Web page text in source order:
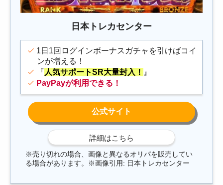
日本トレカセンター
1日1回ログインボーナスガチャを引けばコイ
ンが増える！
『 人気サポートSR大量封入！ 』
PayPayが利用できる！
※売り切れの場合、画像と異なるオリパを販売してい
る場合があります。※画像引用: 日本トレカセンター